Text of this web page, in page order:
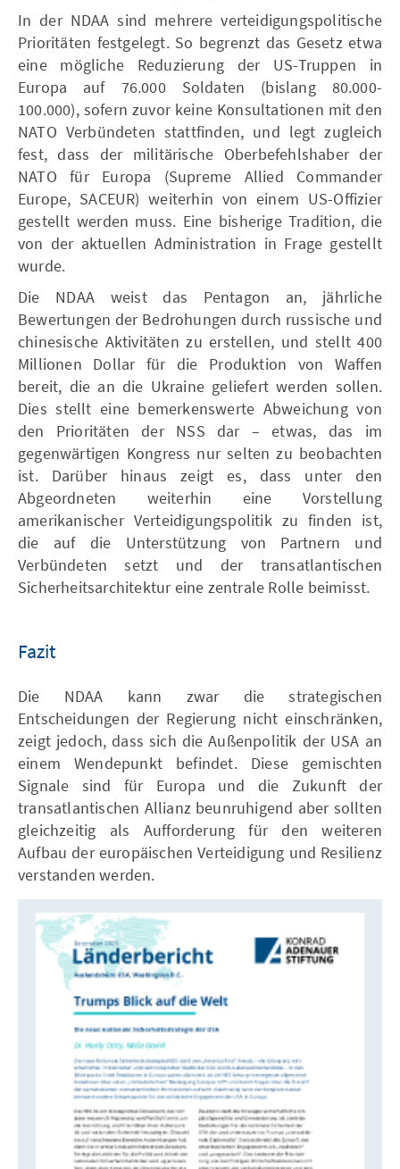
In der NDAA sind mehrere verteidigungspolitische
Prioritäten festgelegt. So begrenzt das Gesetz etwa
eine mögliche Reduzierung der US-Truppen in
Europa auf 76.000 Soldaten (bislang 80.000-
100.000), sofern zuvor keine Konsultationen mit den
NATO Verbündeten stattfinden, und legt zugleich
fest, dass der militärische Oberbefehlshaber der
NATO für Europa (Supreme Allied Commander
Europe, SACEUR) weiterhin von einem US-Offizier
gestellt werden muss. Eine bisherige Tradition, die
von der aktuellen Administration in Frage gestellt
wurde.
Die NDAA weist das Pentagon an, jährliche
Bewertungen der Bedrohungen durch russische und
chinesische Aktivitäten zu erstellen, und stellt 400
Millionen Dollar für die Produktion von Waffen
bereit, die an die Ukraine geliefert werden sollen.
Dies stellt eine bemerkenswerte Abweichung von
den Prioritäten der NSS dar – etwas, das im
gegenwärtigen Kongress nur selten zu beobachten
ist. Darüber hinaus zeigt es, dass unter den
Abgeordneten weiterhin eine Vorstellung
amerikanischer Verteidigungspolitik zu finden ist,
die auf die Unterstützung von Partnern und
Verbündeten setzt und der transatlantischen
Sicherheitsarchitektur eine zentrale Rolle beimisst.
Fazit
Die NDAA kann zwar die strategischen
Entscheidungen der Regierung nicht einschränken,
zeigt jedoch, dass sich die Außenpolitik der USA an
einem Wendepunkt befindet. Diese gemischten
Signale sind für Europa und die Zukunft der
transatlantischen Allianz beunruhigend aber sollten
gleichzeitig als Aufforderung für den weiteren
Aufbau der europäischen Verteidigung und Resilienz
verstanden werden.